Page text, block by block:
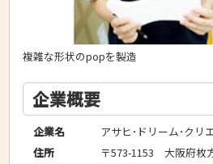
複雑な形状のpopを製造
企業概要
企業名
アサヒ･ドリーム･クリ
住所
〒573-1153 大阪府枚